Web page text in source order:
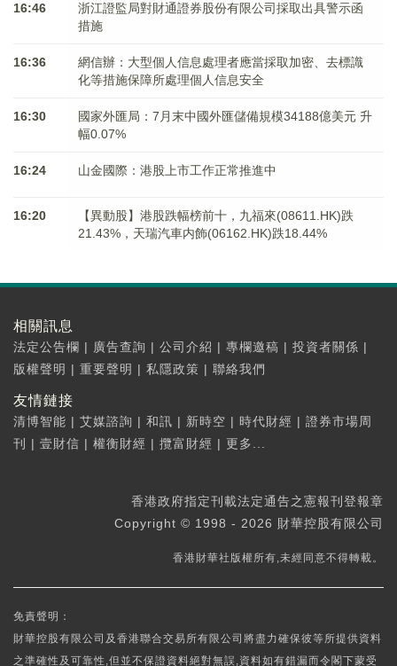
16:46
浙江證監局對財通證券股份有限公司採取出具警示函
措施
16:36
網信辦：大型個人信息處理者應當採取加密、去標識
化等措施保障所處理個人信息安全
16:30
國家外匯局：7月末中國外匯儲備規模34188億美元 升
幅0.07%
16:24 山金國際：港股上市工作正常推進中
16:20
【異動股】港股跌幅榜前十，九福來(08611.HK)跌
21.43%，天瑞汽車内飾(06162.HK)跌18.44%
相關訊息
法定公告欄 | 廣告查詢 | 公司介紹 | 專欄邀稿 | 投資者關係 |
版權聲明 | 重要聲明 | 私隱政策 | 聯絡我們
友情鏈接
清博智能 | 艾媒諮詢 | 和訊 | 新時空 | 時代財經 | 證券市場周
刊
| 壹財信 | 權衡財經 | 攬富財經 | 更多...
香港政府指定刊載法定通告之憲報刊登報章
Copyright © 1998 - 2026 財華控股有限公司
香港財華社版權所有,未經同意不得轉載。
免責聲明：
財華控股有限公司及香港聯合交易所有限公司將盡力確保彼等所提供資料
之準確性及可靠性,但並不保證資料絕對無誤,資料如有錯漏而令閣下蒙受